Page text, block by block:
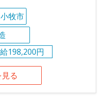
小牧市
198,200円
る